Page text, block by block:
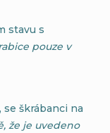
stavu s
pouze v
škrábanci na
že je uvedeno